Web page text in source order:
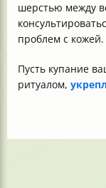
шерстью между
проблем с кожей.
Пусть купание
ритуалом,